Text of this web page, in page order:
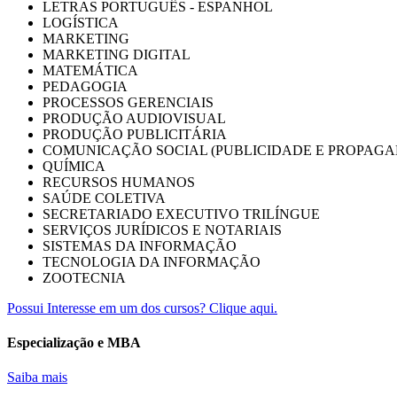
LETRAS PORTUGUÊS - ESPANHOL
LOGÍSTICA
MARKETING
MARKETING DIGITAL
MATEMÁTICA
PEDAGOGIA
PROCESSOS GERENCIAIS
PRODUÇÃO AUDIOVISUAL
PRODUÇÃO PUBLICITÁRIA
COMUNICAÇÃO SOCIAL (PUBLICIDADE E
QUÍMICA
RECURSOS HUMANOS
SAÚDE COLETIVA
SECRETARIADO EXECUTIVO TRILÍNGUE
SERVIÇOS JURÍDICOS E NOTARIAIS
SISTEMAS DA INFORMAÇÃO
TECNOLOGIA DA INFORMAÇÃO
ZOOTECNIA
Possui Interesse em um dos cursos? Clique aqui.
Especialização e MBA
Saiba mais